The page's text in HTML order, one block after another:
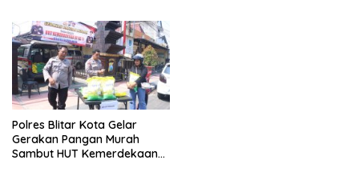
Polres Blitar Kota Gelar
Gerakan Pangan Murah
Sambut HUT Kemerdekaan